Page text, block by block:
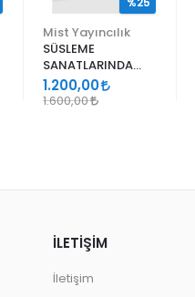
Mist Yayıncılık
SÜSLEME
SANATLARINDA
GEÇMELER
1.200,00
1.600,00
%25
İLETİŞİM
İletişim